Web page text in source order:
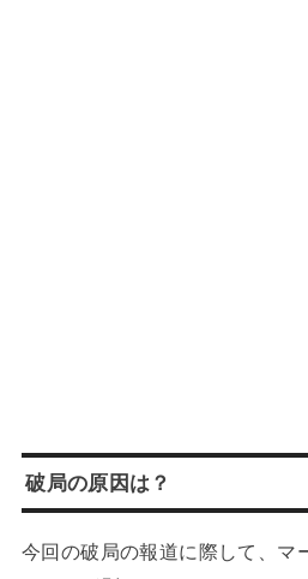
破局の原因は？
今回の破局の報道に際して、マ